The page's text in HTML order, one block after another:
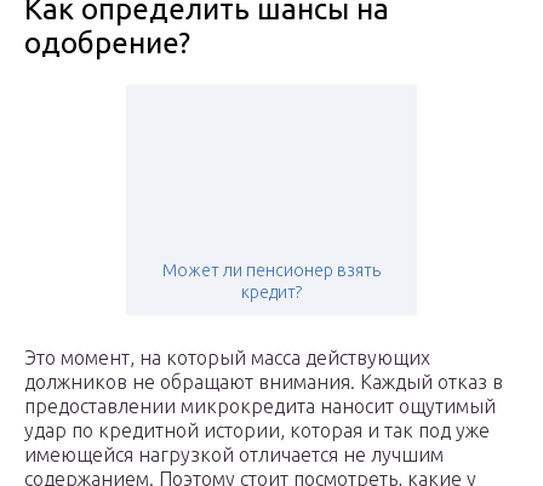
Как определить шансы на
одобрение?
Может ли пенсионер взять
кредит?
Это момент, на который масса действующих
должников не обращают внимания. Каждый отказ в
предоставлении микрокредита наносит ощутимый
удар по кредитной истории, которая и так под уже
имеющейся нагрузкой отличается не лучшим
содержанием. Поэтому стоит посмотреть, какие у